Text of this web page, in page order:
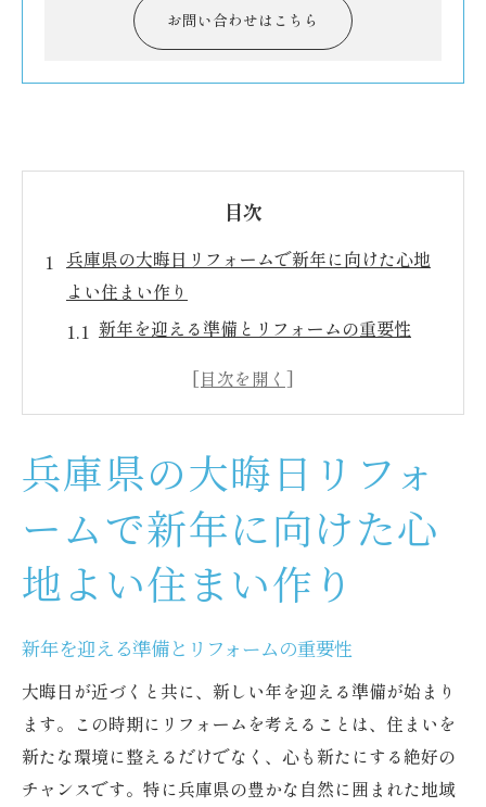
お問い合わせはこちら
目次
兵庫県の大晦日リフォームで新年に向けた心地
よい住まい作り
新年を迎える準備とリフォームの重要性
心地よい空間作りのために考慮すべきポイ
リフォームで日常に新たな価値を与える工
大晦日に向けたリフォームのスケジュール
管理
成功するリフォーム計画の立て方
リフォームで迎える兵庫県の大晦日新しい年の
幕開けを華やかに
新年のスタートを鮮やかにする色選び
兵庫県ならではの素材を活かしたリフォー
ム
兵庫県の大晦日リフォ
ームで新年に向けた心
地よい住まい作り
新年を迎える準備とリフォームの重要性
大晦日が近づくと共に、新しい年を迎える準備が始まり
ます。この時期にリフォームを考えることは、住まいを
新たな環境に整えるだけでなく、心も新たにする絶好の
チャンスです。特に兵庫県の豊かな自然に囲まれた地域